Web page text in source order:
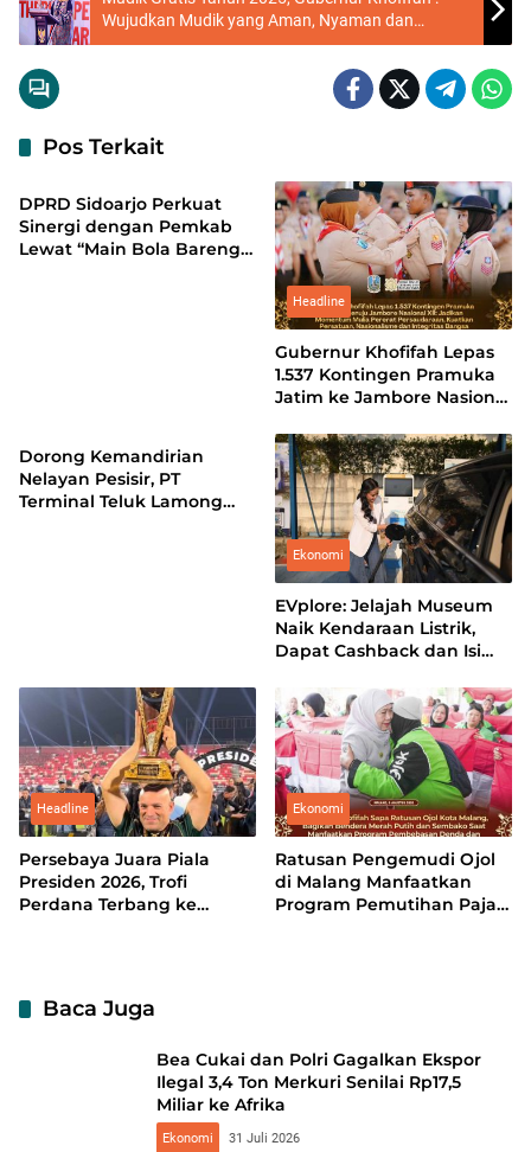
Wujudkan Mudik yang Aman, Nyaman dan
Bahagia
Pos Terkait
Ekonomi
DPRD Sidoarjo Perkuat
Sinergi dengan Pemkab
Lewat “Main Bola Bareng”
Headline
Gubernur Khofifah Lepas
1.537 Kontingen Pramuka
Jatim ke Jambore Nasional
Perkuat Persatuan dan
Kobarkan Semangat
Nasionalisme
Dorong Kemandirian
Nelayan Pesisir, PT
Terminal Teluk Lamong
Ekonomi
EVplore: Jelajah Museum
Naik Kendaraan Listrik,
Dapat Cashback dan Isi
Headline
Persebaya Juara Piala
Presiden 2026, Trofi
Perdana Terbang ke
Ekonomi
Ratusan Pengemudi Ojol
di Malang Manfaatkan
Program Pemutihan Pajak
Baca Juga
Bea Cukai dan Polri Gagalkan Ekspor
Ilegal 3,4 Ton Merkuri Senilai Rp17,5
Miliar ke Afrika
Ekonomi 31 Juli 2026